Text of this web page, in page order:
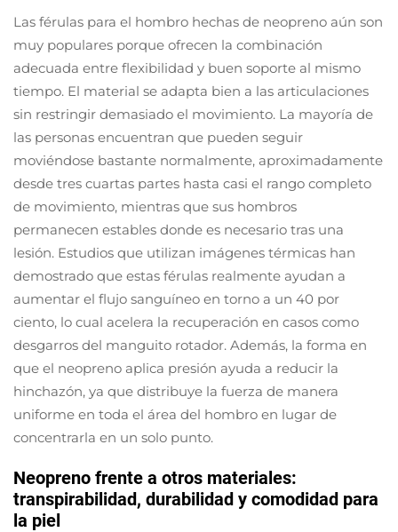
Las férulas para el hombro hechas de neopreno aún son
muy populares porque ofrecen la combinación
adecuada entre flexibilidad y buen soporte al mismo
tiempo. El material se adapta bien a las articulaciones
sin restringir demasiado el movimiento. La mayoría de
las personas encuentran que pueden seguir
moviéndose bastante normalmente, aproximadamente
desde tres cuartas partes hasta casi el rango completo
de movimiento, mientras que sus hombros
permanecen estables donde es necesario tras una
lesión. Estudios que utilizan imágenes térmicas han
demostrado que estas férulas realmente ayudan a
aumentar el flujo sanguíneo en torno a un 40 por
ciento, lo cual acelera la recuperación en casos como
desgarros del manguito rotador. Además, la forma en
que el neopreno aplica presión ayuda a reducir la
hinchazón, ya que distribuye la fuerza de manera
uniforme en toda el área del hombro en lugar de
concentrarla en un solo punto.
Neopreno frente a otros materiales:
transpirabilidad, durabilidad y comodidad para
la piel